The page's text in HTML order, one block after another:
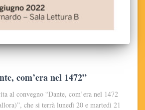
com’era nel 1472”
al convegno “Dante, com’era nel 1472
che si terrà lunedì 20 e martedì 21